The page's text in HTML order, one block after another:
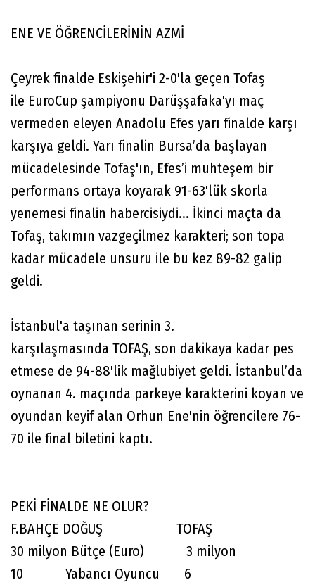
ENE VE ÖĞRENCİLERİNİN AZMİ
Çeyrek finalde Eskişehir'i 2-0'la geçen Tofaş
ile EuroCup şampiyonu Darüşşafaka'yı maç
vermeden eleyen Anadolu Efes yarı finalde karşı
karşıya geldi. Yarı finalin Bursa’da başlayan
mücadelesinde Tofaş'ın, Efes’i muhteşem bir
performans ortaya koyarak 91-63'lük skorla
yenemesi finalin habercisiydi... İkinci maçta da
Tofaş, takımın vazgeçilmez karakteri; son topa
kadar mücadele unsuru ile bu kez 89-82 galip
geldi.
İstanbul'a taşınan serinin 3.
karşılaşmasında TOFAŞ, son dakikaya kadar pes
etmese de 94-88'lik mağlubiyet geldi. İstanbul’da
oynanan 4. maçında parkeye karakterini koyan ve
oyundan keyif alan Orhun Ene'nin öğrencilere 76-
70 ile final biletini kaptı.
PEKİ FİNALDE NE OLUR?
F.BAHÇE DOĞUŞ TOFAŞ
30 milyon Bütçe (Euro) 3 milyon
10 Yabancı Oyuncu 6